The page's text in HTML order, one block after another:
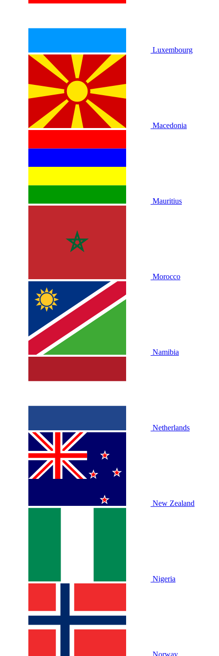
Luxembourg
Macedonia
Mauritius
Morocco
Namibia
Netherlands
New Zealand
Nigeria
Norway